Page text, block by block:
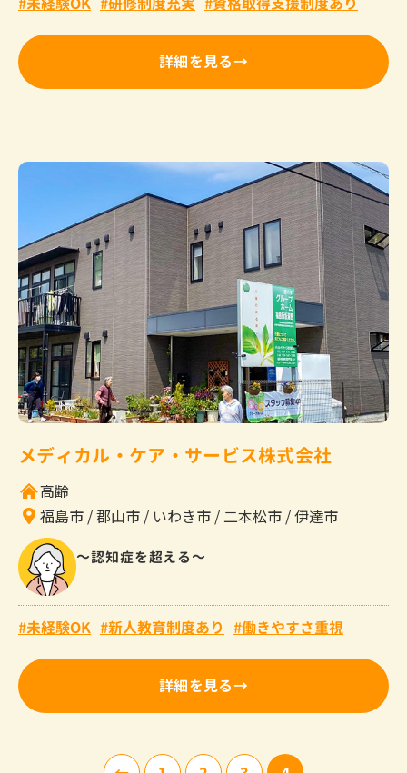
詳細を見る
メディカル・ケア・サービス株式会社
高齢
福島市 郡山市 いわき市 二本松市 伊達市
～認知症を超える～
未経験OK 新人教育制度あり 働きやすさ重視
詳細を見る